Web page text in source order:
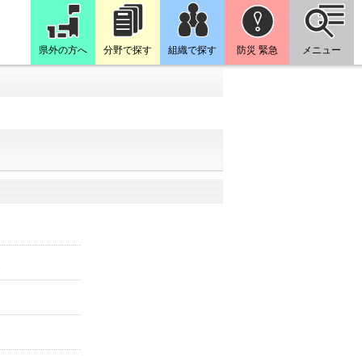
県外の方へ 分野で探す 組織で探す 防災 緊急 メニュー